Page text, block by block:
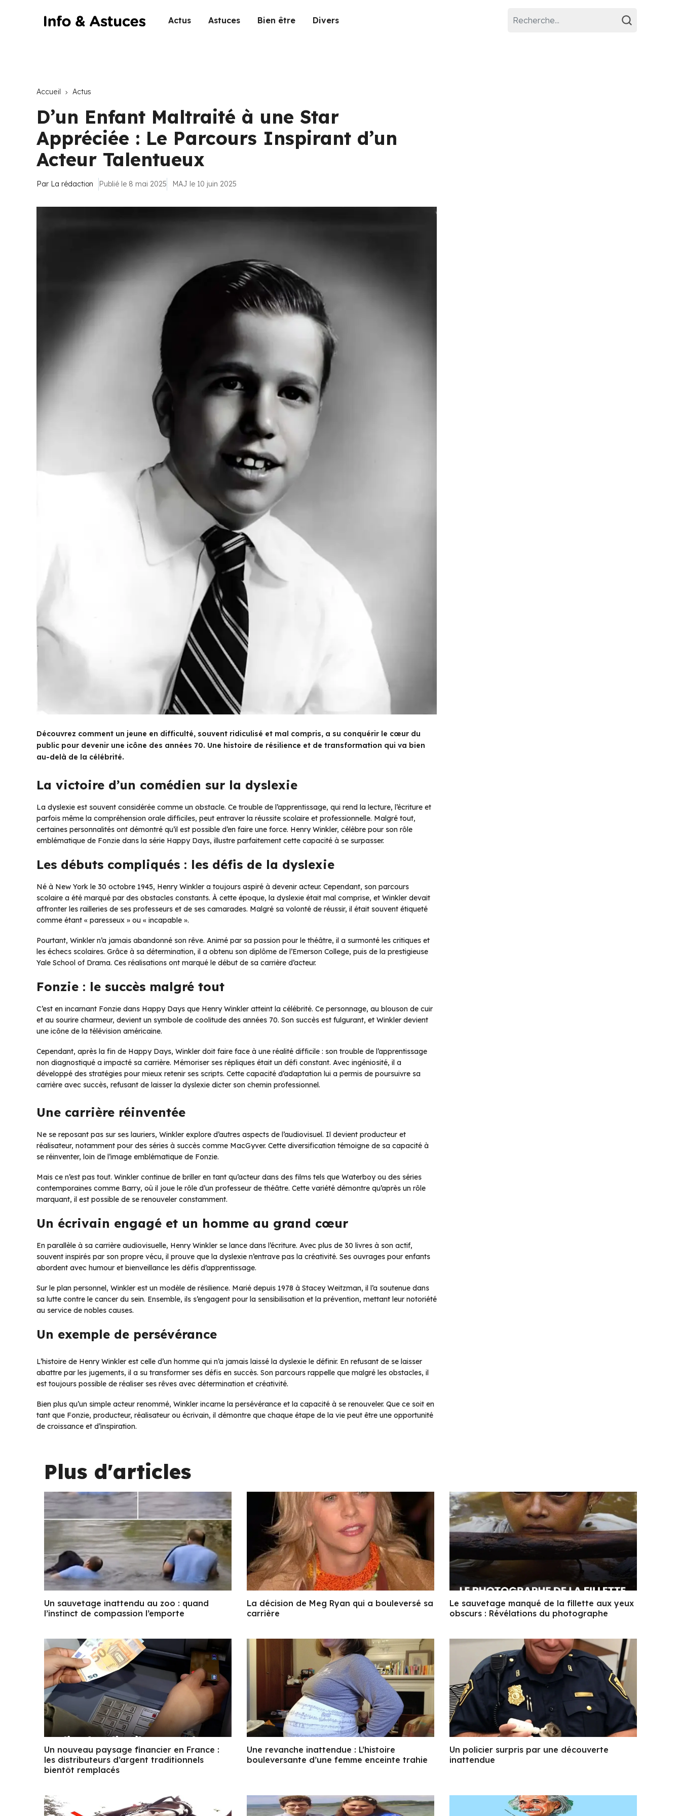
Actus Astuces Bien être Divers
Accueil Actus
D’un Enfant Maltraité à une Star
Appréciée : Le Parcours Inspirant d’un
Acteur Talentueux
Par La rédaction Publié le 8 mai 2025 MAJ le 10 juin 2025
Découvrez comment un jeune en difficulté, souvent ridiculisé et mal compris, a su conquérir le cœur du
public pour devenir une icône des années 70. Une histoire de résilience et de transformation qui va bien
au-delà de la célébrité.
La victoire d’un comédien sur la dyslexie
La dyslexie est souvent considérée comme un obstacle. Ce trouble de l’apprentissage, qui rend la lecture, l’écriture et
parfois même la compréhension orale difficiles, peut entraver la réussite scolaire et professionnelle. Malgré tout,
certaines personnalités ont démontré qu’il est possible d’en faire une force. Henry Winkler, célèbre pour son rôle
emblématique de Fonzie dans la série Happy Days, illustre parfaitement cette capacité à se surpasser.
Les débuts compliqués : les défis de la dyslexie
Né à New York le 30 octobre 1945, Henry Winkler a toujours aspiré à devenir acteur. Cependant, son parcours
scolaire a été marqué par des obstacles constants. À cette époque, la dyslexie était mal comprise, et Winkler devait
affronter les railleries de ses professeurs et de ses camarades. Malgré sa volonté de réussir, il était souvent étiqueté
comme étant « paresseux » ou « incapable ».
Pourtant, Winkler n’a jamais abandonné son rêve. Animé par sa passion pour le théâtre, il a surmonté les critiques et
les échecs scolaires. Grâce à sa détermination, il a obtenu son diplôme de l’Emerson College, puis de la prestigieuse
Yale School of Drama. Ces réalisations ont marqué le début de sa carrière d’acteur.
Fonzie : le succès malgré tout
C’est en incarnant Fonzie dans Happy Days que Henry Winkler atteint la célébrité. Ce personnage, au blouson de cuir
et au sourire charmeur, devient un symbole de coolitude des années 70. Son succès est fulgurant, et Winkler devient
une icône de la télévision américaine.
Cependant, après la fin de Happy Days, Winkler doit faire face à une réalité difficile : son trouble de l’apprentissage
non diagnostiqué a impacté sa carrière. Mémoriser ses répliques était un défi constant. Avec ingéniosité, il a
développé des stratégies pour mieux retenir ses scripts. Cette capacité d’adaptation lui a permis de poursuivre sa
carrière avec succès, refusant de laisser la dyslexie dicter son chemin professionnel.
Une carrière réinventée
Ne se reposant pas sur ses lauriers, Winkler explore d’autres aspects de l’audiovisuel. Il devient producteur et
réalisateur, notamment pour des séries à succès comme MacGyver. Cette diversification témoigne de sa capacité à
se réinventer, loin de l’image emblématique de Fonzie.
Mais ce n’est pas tout. Winkler continue de briller en tant qu’acteur dans des films tels que Waterboy ou des séries
contemporaines comme Barry, où il joue le rôle d’un professeur de théâtre. Cette variété démontre qu’après un rôle
marquant, il est possible de se renouveler constamment.
Un écrivain engagé et un homme au grand cœur
En parallèle à sa carrière audiovisuelle, Henry Winkler se lance dans l’écriture. Avec plus de 30 livres à son actif,
souvent inspirés par son propre vécu, il prouve que la dyslexie n’entrave pas la créativité. Ses ouvrages pour enfants
abordent avec humour et bienveillance les défis d’apprentissage.
Sur le plan personnel, Winkler est un modèle de résilience. Marié depuis 1978 à Stacey Weitzman, il l’a soutenue dans
sa lutte contre le cancer du sein. Ensemble, ils s’engagent pour la sensibilisation et la prévention, mettant leur notoriété
au service de nobles causes.
Un exemple de persévérance
L’histoire de Henry Winkler est celle d’un homme qui n’a jamais laissé la dyslexie le définir. En refusant de se laisser
abattre par les jugements, il a su transformer ses défis en succès. Son parcours rappelle que malgré les obstacles, il
est toujours possible de réaliser ses rêves avec détermination et créativité.
Bien plus qu’un simple acteur renommé, Winkler incarne la persévérance et la capacité à se renouveler. Que ce soit en
tant que Fonzie, producteur, réalisateur ou écrivain, il démontre que chaque étape de la vie peut être une opportunité
de croissance et d’inspiration.
Plus d'articles
Un sauvetage inattendu au zoo : quand
l’instinct de compassion l’emporte
La décision de Meg Ryan qui a bouleversé sa
carrière
Le sauvetage manqué de la fillette aux yeux
obscurs : Révélations du photographe
Un nouveau paysage financier en France :
les distributeurs d’argent traditionnels
bientôt remplacés
Une revanche inattendue : L’histoire
bouleversante d’une femme enceinte trahie
Un policier surpris par une découverte
inattendue